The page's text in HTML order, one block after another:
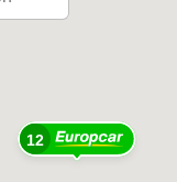
12